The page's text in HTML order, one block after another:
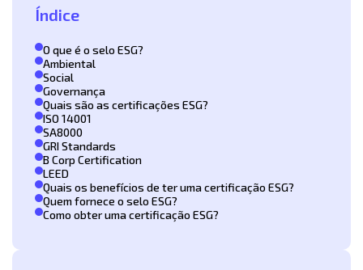
Índice
O que é o selo ESG?
Ambiental
Social
Governança
Quais são as certificações ESG?
ISO 14001
SA8000
GRI Standards
B Corp Certification
LEED
Quais os benefícios de ter uma certificação ESG?
Quem fornece o selo ESG?
Como obter uma certificação ESG?